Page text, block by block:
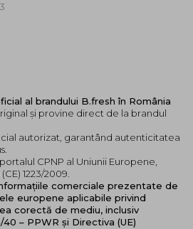
al brandului B.fresh în România
și provine direct de la brandul
autorizat, garantând autenticitatea
CPNP al Uniunii Europene,
1223/2009.
comerciale prezentate de
europene aplicabile privind
corectă de mediu, inclusiv
– PPWR și Directiva (UE)